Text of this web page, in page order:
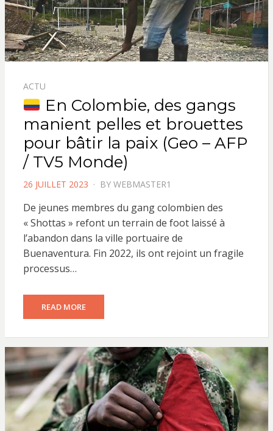
ACTU
En Colombie, des gangs
manient pelles et brouettes
pour bâtir la paix (Geo – AFP
/ TV5 Monde)
POSTED
26 JUILLET 2023 BY WEBMASTER1
De jeunes membres du gang colombien des
« Shottas » refont un terrain de foot laissé à
l’abandon dans la ville portuaire de
Buenaventura. Fin 2022, ils ont rejoint un fragile
processus…
READ MORE